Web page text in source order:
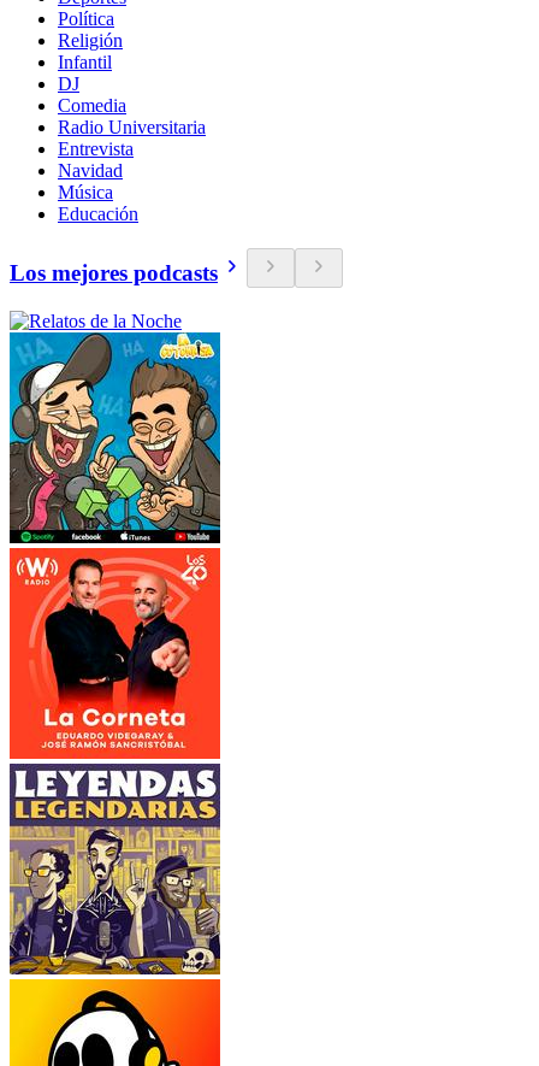
Política
Religión
Infantil
DJ
Comedia
Radio Universitaria
Entrevista
Navidad
Música
Educación
Los mejores podcasts